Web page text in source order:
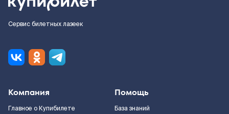
Сервис билетных лазеек
Компания
Главное о Купибилете
Помощь
База знаний